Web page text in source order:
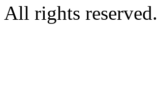
All rights reserved.